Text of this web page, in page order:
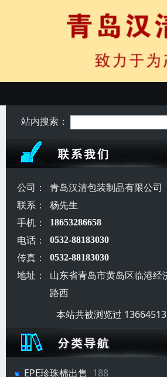
站内搜索：
公司：
青岛汉清包装制品有限公司
联系：
杨先生
手机：
18653286658
电话： 0532-88183030
传真： 0532-88183030
地址：
山东省青岛市黄岛区临港经
路西
本站共被浏览过
EPE珍珠棉出售 188